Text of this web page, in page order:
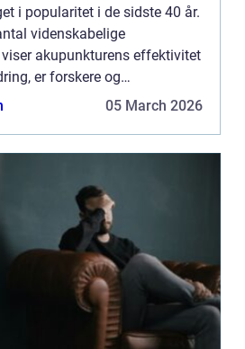
i popularitet i de sidste 40 år.
videnskabelige
viser akupunkturens effektivitet
er forskere og
aktivt engageret i en søg...
05 March 2026